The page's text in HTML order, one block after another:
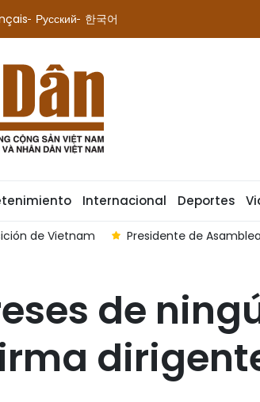
Русский 한국어
Internacional Deportes
de Vietnam Presidente de
de